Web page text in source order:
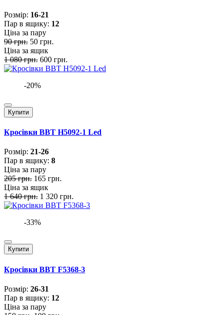
Розмiр: 16-21
Пар в ящику: 12
Ціна за пару
90 грн. 50 грн.
Ціна за ящик
1 080 грн. 600 грн.
-20%
Купити
Кросівки BBT H5092-1 Led
Розмiр: 21-26
Пар в ящику: 8
Ціна за пару
205 грн. 165 грн.
Ціна за ящик
1 640 грн. 1 320 грн.
-33%
Купити
Кросівки BBT F5368-3
Розмiр: 26-31
Пар в ящику: 12
Ціна за пару